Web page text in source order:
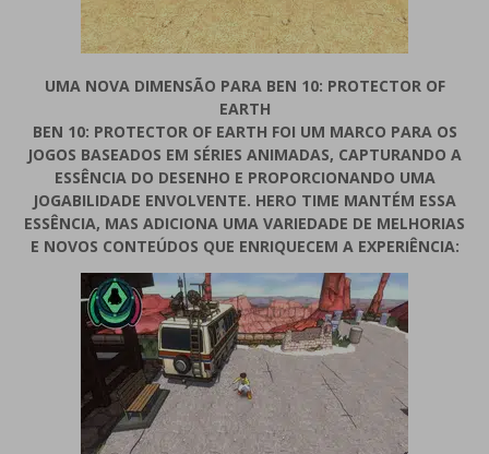
UMA NOVA DIMENSÃO PARA BEN 10: PROTECTOR OF
EARTH
BEN 10: PROTECTOR OF EARTH FOI UM MARCO PARA OS
JOGOS BASEADOS EM SÉRIES ANIMADAS, CAPTURANDO A
ESSÊNCIA DO DESENHO E PROPORCIONANDO UMA
JOGABILIDADE ENVOLVENTE. HERO TIME MANTÉM ESSA
ESSÊNCIA, MAS ADICIONA UMA VARIEDADE DE MELHORIAS
E NOVOS CONTEÚDOS QUE ENRIQUECEM A EXPERIÊNCIA: